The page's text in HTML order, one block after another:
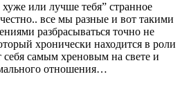
или лучше тебя” странное
все мы разные и вот такими
разбрасываться точно не
хронически находится в роли
себя самым хреновым на свете и
отношения…